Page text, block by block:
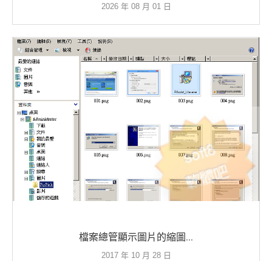
2026 年 08 月 01 日
檔案總管顯示圖片的縮圖...
2017 年 10 月 28 日